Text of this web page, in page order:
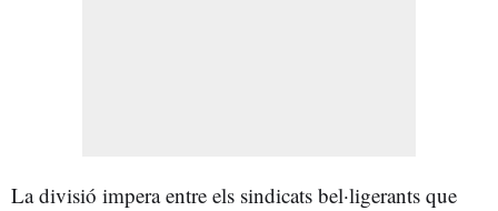
La divisió impera entre els sindicats bel·ligerants que